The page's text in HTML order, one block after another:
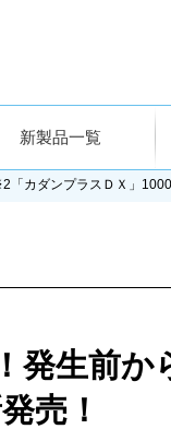
新製品一覧
カダンプラスＤＸ」
発生前か
売！